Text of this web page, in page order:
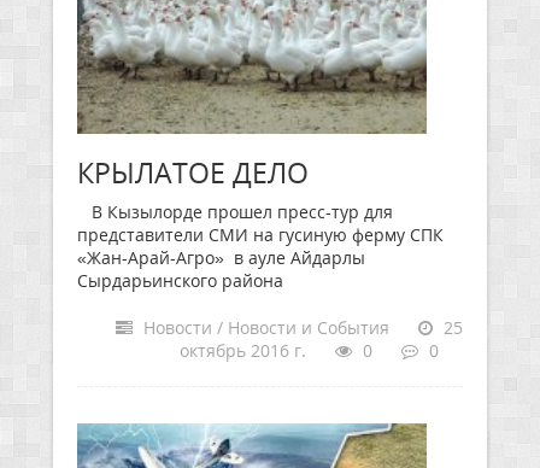
КРЫЛАТОЕ ДЕЛО
В Кызылорде прошел пресс-тур для
представители СМИ на гусиную ферму СПК
«Жан-Арай-Агро» в ауле Айдарлы
Сырдарьинского района
Новости / Новости и События
25
октябрь 2016 г.
0 0